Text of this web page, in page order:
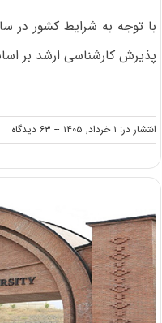
پذیرش کارشناسی ارشد بر
انتشار در: ۱ خرداد, ۱۴۰۵ -- ۶۳ دیدگاه
on
بر
در